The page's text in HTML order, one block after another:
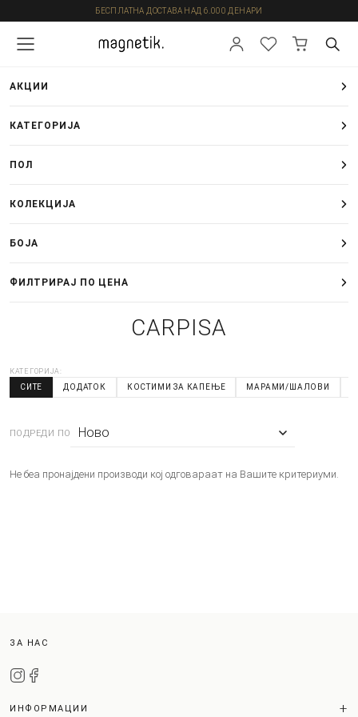
БЕСПЛАТНА ДОСТАВА НАД 6.000 ДЕНАРИ
АКЦИИ
КАТЕГОРИЈА
ПОЛ
КОЛЕКЦИЈА
БОЈА
ФИЛТРИРАЈ ПО ЦЕНА
CARPISA
КАТЕГОРИЈА:
СИТЕ ДОДАТОК КОСТИМИ ЗА КАПЕЊЕ МАРАМИ/ШАЛОВИ
ПОДРЕДИ ПО
Не беа пронајдени производи кој одговараат на Вашите критериуми.
ЗА НАС
ИНФОРМАЦИИ